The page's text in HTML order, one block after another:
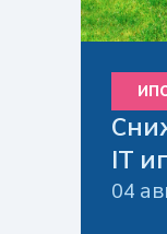
IT
04